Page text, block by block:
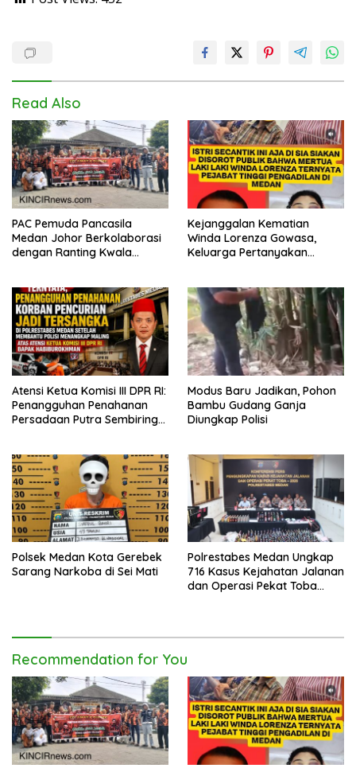
Read Also
PAC Pemuda Pancasila
Medan Johor Berkolaborasi
dengan Ranting Kwala
Jemaah dan Pengguna Jalan
Kejanggalan Kematian
Winda Lorenza Gowasa,
Keluarga Pertanyakan
Atensi Ketua Komisi III DPR RI:
Penangguhan Penahanan
Persadaan Putra Sembiring
Modus Baru Jadikan, Pohon
Bambu Gudang Ganja
Diungkap Polisi
Polsek Medan Kota Gerebek
Sarang Narkoba di Sei Mati
Polrestabes Medan Ungkap
716 Kasus Kejahatan Jalanan
dan Operasi Pekat Toba
Recommendation for You